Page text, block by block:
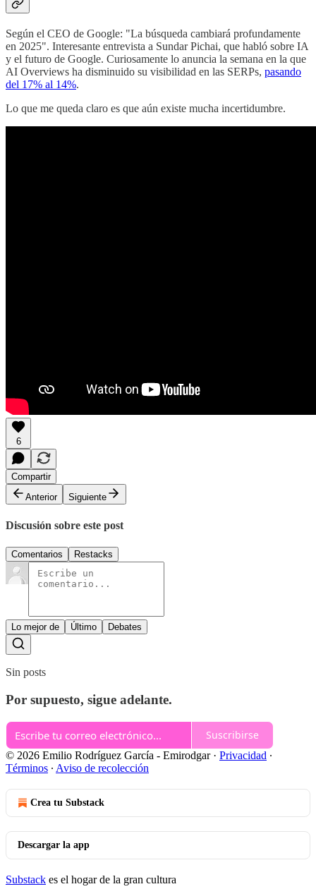
Según el CEO de Google: "La búsqueda cambiará profundamente
en 2025". Interesante entrevista a Sundar Pichai, que habló sobre IA
y el futuro de Google. Curiosamente lo anuncia la semana en la que
AI Overviews ha disminuido su visibilidad en las SERPs, pasando
del 17% al 14%.
Lo que me queda claro es que aún existe mucha incertidumbre.
6
Compartir
Anterior
Siguiente
Discusión sobre este post
Comentarios Restacks
Lo mejor de Último Debates
Sin posts
Por supuesto, sigue adelante.
Suscribirse
© 2026 Emilio Rodríguez García - Emirodgar· Privacidad ∙
Términos ∙ Aviso de recolección
Crea tu Substack
Descargar la app
Substack es el hogar de la gran cultura